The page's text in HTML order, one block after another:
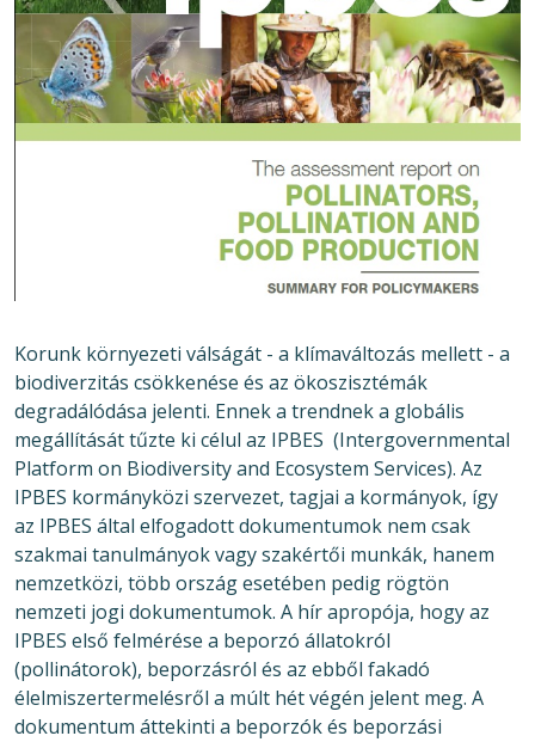
Korunk környezeti válságát - a klímaváltozás mellett - a
biodiverzitás csökkenése és az ökoszisztémák
degradálódása jelenti. Ennek a trendnek a globális
megállítását tűzte ki célul az IPBES (Intergovernmental
Platform on Biodiversity and Ecosystem Services). Az
IPBES kormányközi szervezet, tagjai a kormányok, így
az IPBES által elfogadott dokumentumok nem csak
szakmai tanulmányok vagy szakértői munkák, hanem
nemzetközi, több ország esetében pedig rögtön
nemzeti jogi dokumentumok. A hír apropója, hogy az
IPBES első felmérése a beporzó állatokról
(pollinátorok), beporzásról és az ebből fakadó
élelmiszertermelésről a múlt hét végén jelent meg. A
dokumentum áttekinti a beporzók és beporzási